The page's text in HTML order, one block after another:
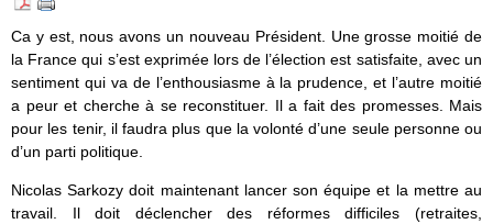
Ca y est, nous avons un nouveau Président. Une grosse moitié de
la France qui s’est exprimée lors de l’élection est satisfaite, avec un
sentiment qui va de l’enthousiasme à la prudence, et l’autre moitié
a peur et cherche à se reconstituer. Il a fait des promesses. Mais
pour les tenir, il faudra plus que la volonté d’une seule personne ou
d’un parti politique.
Nicolas Sarkozy doit maintenant lancer son équipe et la mettre au
travail. Il doit déclencher des réformes difficiles (retraites,